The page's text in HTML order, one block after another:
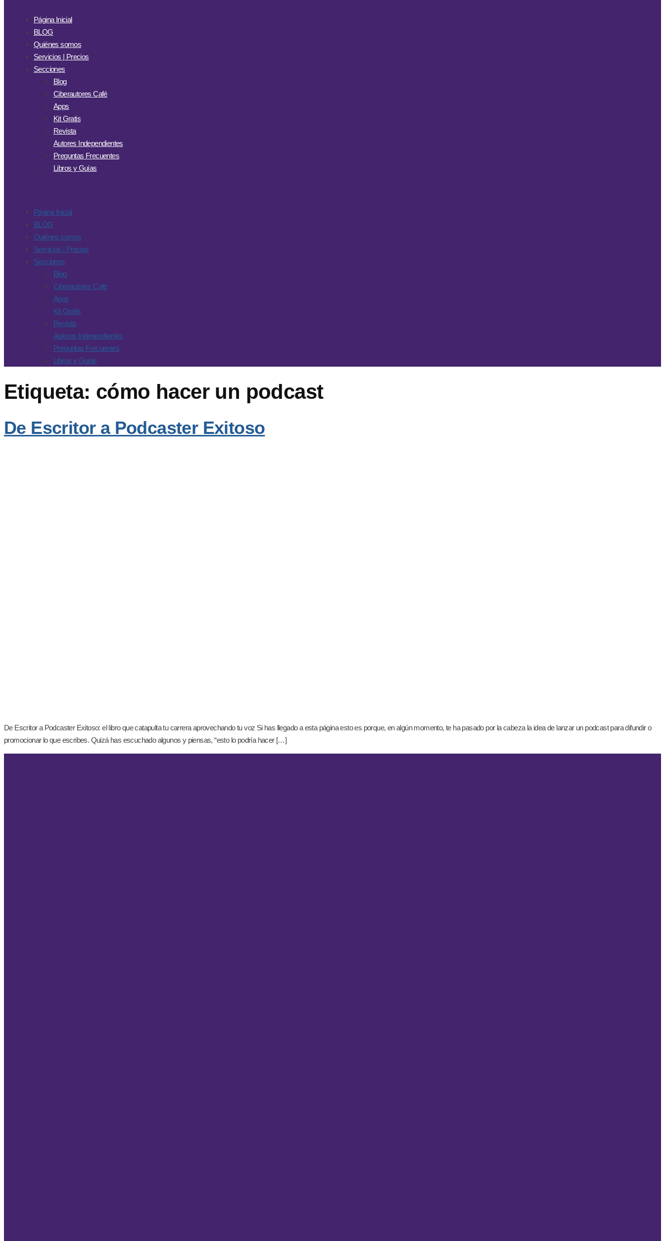
Página Inicial
BLOG
Quiénes somos
Servicios | Precios
Secciones
Blog
Ciberautores Café
Apps
Kit Gratis
Revista
Autores Independientes
Preguntas Frecuentes
Libros y Guías
Página Inicial
BLOG
Quiénes somos
Servicios | Precios
Secciones
Blog
Ciberautores Café
Apps
Kit Gratis
Revista
Autores Independientes
Preguntas Frecuentes
Libros y Guías
Etiqueta: cómo hacer un podcast
De Escritor a Podcaster Exitoso
De Escritor a Podcaster Exitoso: el libro que catapulta tu carrera aprovechando tu voz Si has llegado a esta página esto es porque, en algún momento, te ha pasado por la cabeza la idea de lanzar un podcast para difundir o
promocionar lo que escribes. Quizá has escuchado algunos y piensas, “esto lo podría hacer […]